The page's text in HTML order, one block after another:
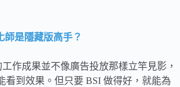
師是隱藏版高手？
工作成果並不像廣告投放那樣立竿見影，
看到效果。但只要 BSI 做得好，就能為